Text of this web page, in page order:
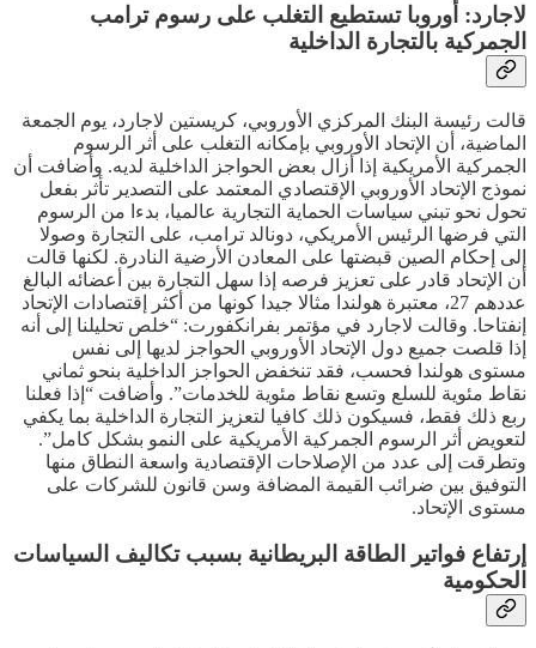
لاجارد: أوروبا تستطيع التغلب على رسوم ترامب
الجمركية بالتجارة الداخلية
قالت رئيسة البنك المركزي الأوروبي، كريستين لاجارد، يوم الجمعة
الماضية، أن الإتحاد الأوروبي بإمكانه التغلب على أثر الرسوم
الجمركية الأمريكية إذا أزال بعض الحواجز الداخلية لديه. وأضافت أن
نموذج الإتحاد الأوروبي الإقتصادي المعتمد على التصدير تأثر بفعل
تحول نحو تبني سياسات الحماية التجارية عالميا، بدءا من الرسوم
التي فرضها الرئيس الأمريكي، دونالد ترامب، على التجارة وصولا
إلى إحكام الصين قبضتها على المعادن الأرضية النادرة. لكنها قالت
أن الإتحاد قادر على تعزيز فرصه إذا سهل التجارة بين أعضائه البالغ
عددهم 27، معتبرة هولندا مثالا جيدا كونها من أكثر إقتصادات الإتحاد
إنفتاحا. وقالت لاجارد في مؤتمر بفرانكفورت: “خلص تحليلنا إلى أنه
إذا قلصت جميع دول الإتحاد الأوروبي الحواجز لديها إلى نفس
مستوى هولندا فحسب، فقد تنخفض الحواجز الداخلية بنحو ثماني
نقاط مئوية للسلع وتسع نقاط مئوية للخدمات”. وأضافت “إذا فعلنا
ربع ذلك فقط، فسيكون ذلك كافيا لتعزيز التجارة الداخلية بما يكفي
لتعويض أثر الرسوم الجمركية الأمريكية على النمو بشكل كامل”.
وتطرقت إلى عدد من الإصلاحات الإقتصادية واسعة النطاق منها
التوفيق بين ضرائب القيمة المضافة وسن قانون للشركات على
مستوى الإتحاد.
إرتفاع فواتير الطاقة البريطانية بسبب تكاليف السياسات
الحكومية